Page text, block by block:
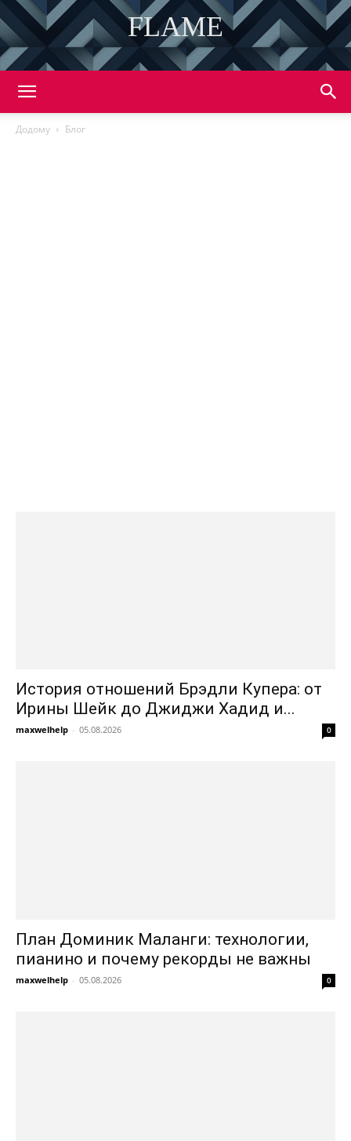
FLAME
DISCOVER THE ART OF PUBLISHING
Додому Блог
История отношений Брэдли Купера: от
Ирины Шейк до Джиджи Хадид и...
maxwelhelp - 05.08.2026 0
План Доминик Маланги: технологии,
пианино и почему рекорды не важны
maxwelhelp - 05.08.2026 0